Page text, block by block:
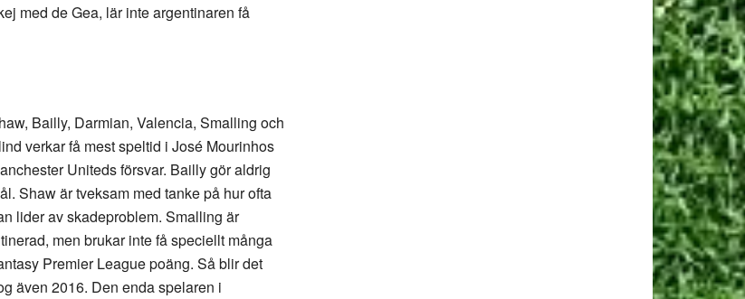
med de Gea, lär inte argentinaren få
Bailly, Darmian, Valencia, Smalling och
verkar få mest speltid i José Mourinhos
Uniteds försvar. Bailly gör aldrig
Shaw är tveksam med tanke på hur ofta
lider av skadeproblem. Smalling är
men brukar inte få speciellt många
Premier League poäng. Så blir det
även 2016. Den enda spelaren i